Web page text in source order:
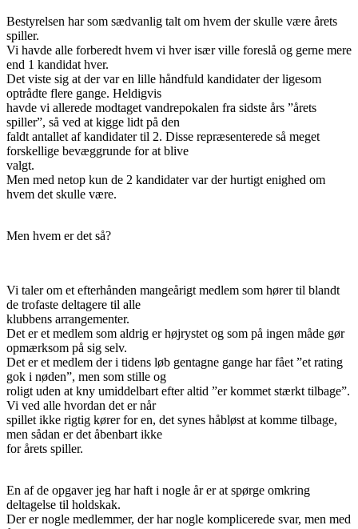
Bestyrelsen har som sædvanlig talt om hvem der skulle være årets
spiller.
Vi havde alle forberedt hvem vi hver især ville foreslå og gerne mere
end 1 kandidat hver.
Det viste sig at der var en lille håndfuld kandidater der ligesom
optrådte flere gange. Heldigvis
havde vi allerede modtaget vandrepokalen fra sidste års ”årets
spiller”, så ved at kigge lidt på den
faldt antallet af kandidater til 2. Disse repræsenterede så meget
forskellige bevæggrunde for at blive
valgt.
Men med netop kun de 2 kandidater var der hurtigt enighed om
hvem det skulle være.
Men hvem er det så?
Vi taler om et efterhånden mangeårigt medlem som hører til blandt
de trofaste deltagere til alle
klubbens arrangementer.
Det er et medlem som aldrig er højrystet og som på ingen måde gør
opmærksom på sig selv.
Det er et medlem der i tidens løb gentagne gange har fået ”et rating
gok i nøden”, men som stille og
roligt uden at kny umiddelbart efter altid ”er kommet stærkt tilbage”.
Vi ved alle hvordan det er når
spillet ikke rigtig kører for en, det synes håbløst at komme tilbage,
men sådan er det åbenbart ikke
for årets spiller.
En af de opgaver jeg har haft i nogle år er at spørge omkring
deltagelse til holdskak.
Der er nogle medlemmer, der har nogle komplicerede svar, men med